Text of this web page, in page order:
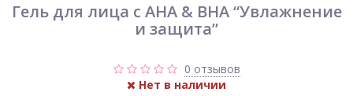
Гель для лица с AHA & BHA “Увлажнение
и защита”
0 отзывов
Нет в наличии